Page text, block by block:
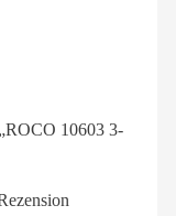
10603 3-